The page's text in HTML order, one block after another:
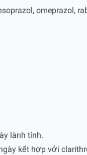
omeprazol,
lành tính.
kết hợp với